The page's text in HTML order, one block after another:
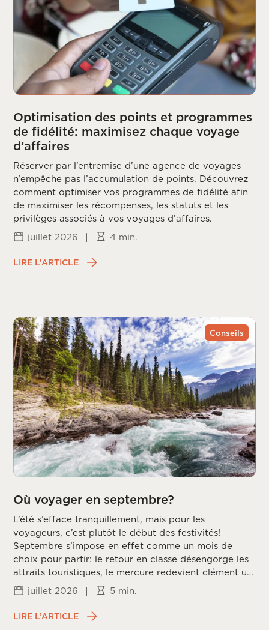
Optimisation des points et programmes
de fidélité: maximisez chaque voyage
d’affaires
Réserver par l’entremise d’une agence de voyages
n’empêche pas l’accumulation de points. Découvrez
comment optimiser vos programmes de fidélité afin
de maximiser les récompenses, les statuts et les
privilèges associés à vos voyages d’affaires.
juillet 2026
| 4 min.
LIRE L’ARTICLE
Conseils
Où voyager en septembre?
L’été s’efface tranquillement, mais pour les
voyageurs, c’est plutôt le début des festivités!
Septembre s’impose en effet comme un mois de
choix pour partir: le retour en classe désengorge les
attraits touristiques, le mercure redevient clément un
peu partout sur la planète, et les prix redescendent
une fois la frénésie estivale passée. Reste à choisir la
bonne destination, puisque chaque coin du monde
vit ce mois différemment, entre saison des ouragans,
juillet 2026 | 5 min.
LIRE L’ARTICLE